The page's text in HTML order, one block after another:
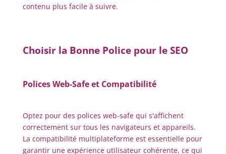
contenu plus facile à suivre.
Choisir la Bonne Police pour le SEO
Polices Web-Safe et Compatibilité
Optez pour des polices web-safe qui s'affichent
correctement sur tous les navigateurs et appareils.
La compatibilité multiplateforme est essentielle pour
garantir une expérience utilisateur cohérente, ce qui